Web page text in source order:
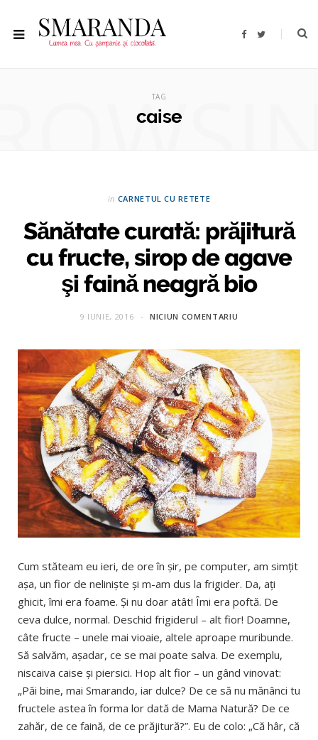
F
T
TAG
caise
in CARNETUL CU RETETE
Sănătate curată: prăjitură
cu fructe, sirop de agave
şi faină neagră bio
9 IUNIE, 2016 NICIUN COMENTARIU
Cum stăteam eu ieri, de ore în şir, pe computer, am simţit
aşa, un fior de nelinişte şi m-am dus la frigider. Da, aţi
ghicit, îmi era foame. Şi nu doar atât! Îmi era poftă. De
ceva dulce, normal. Deschid frigiderul – alt fior! Doamne,
câte fructe – unele mai vioaie, altele aproape muribunde.
Să salvăm, aşadar, ce se mai poate salva. De exemplu,
niscaiva caise şi piersici. Hop alt fior – un gând vinovat:
„Păi bine, mai Smarando, iar dulce? De ce să nu mănânci tu
fructele astea în forma lor dată de Mama Natură? De ce
zahăr, de ce faină, de ce prăjitură?”. Eu de colo: „Că hâr, că